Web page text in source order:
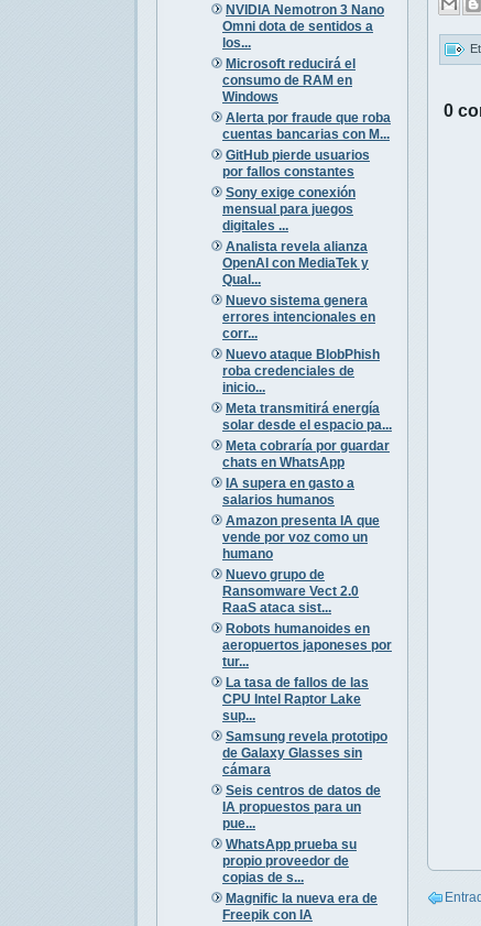
NVIDIA Nemotron 3 Nano
Omni dota de sentidos a
los...
Microsoft reducirá el
consumo de RAM en
Windows
Alerta por fraude que roba
cuentas bancarias con M...
GitHub pierde usuarios
por fallos constantes
Sony exige conexión
mensual para juegos
digitales ...
Analista revela alianza
OpenAI con MediaTek y
Qual...
Nuevo sistema genera
errores intencionales en
corr...
Nuevo ataque BlobPhish
roba credenciales de
inicio...
Meta transmitirá energía
solar desde el espacio pa...
Meta cobraría por guardar
chats en WhatsApp
IA supera en gasto a
salarios humanos
Amazon presenta IA que
vende por voz como un
humano
Nuevo grupo de
Ransomware Vect 2.0
RaaS ataca sist...
Robots humanoides en
aeropuertos japoneses por
tur...
La tasa de fallos de las
CPU Intel Raptor Lake
sup...
Samsung revela prototipo
de Galaxy Glasses sin
cámara
Seis centros de datos de
IA propuestos para un
pue...
WhatsApp prueba su
propio proveedor de
copias de s...
Magnific la nueva era de
Freepik con IA
0